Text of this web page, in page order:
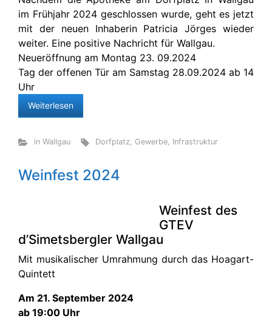
im Frühjahr 2024 geschlossen wurde, geht es jetzt
mit der neuen Inhaberin Patricia Jörges wieder
weiter. Eine positive Nachricht für Wallgau.
Neueröffnung am Montag 23. 09.2024
Tag der offenen Tür am Samstag 28.09.2024 ab 14
Uhr
Weiterlesen
in Wallgau Dorfplatz, Gewerbe, Infrastruktur
Weinfest 2024
Weinfest des
GTEV
d’Simetsbergler Wallgau
Mit musikalischer Umrahmung durch das Hoagart-
Quintett
Am 21. September 2024
ab 19:00 Uhr